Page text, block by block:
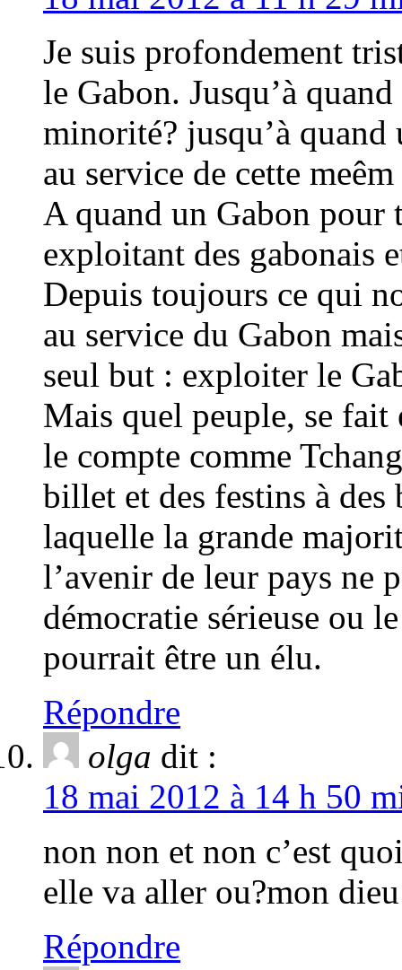
Je suis profondement
le Gabon. Jusqu’à
minorité? jusqu’à
au service de cette
A quand un Gabon pour
exploitant des gabonais
Depuis toujours ce qui
au service du Gabon
seul but : exploiter le
Mais quel peuple, se fait
le compte comme
billet et des festins à des
laquelle la grande
l’avenir de leur pays ne
démocratie sérieuse ou
pourrait être un élu.
Répondre
olga dit :
18 mai 2012 à 14 h 50
non non et non c’est
elle va aller ou?mon
Répondre